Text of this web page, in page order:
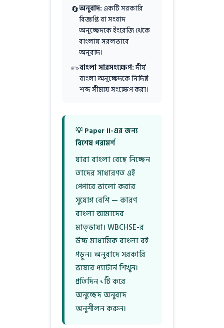
🔄অনুবাদ:একটি সরকারি
বিজ্ঞপ্তি বা সংবাদ
অনুচ্ছেদকে ইংরেজি থেকে
বাংলায় সরলভাবে
অনুবাদ।
✏️বাংলা সারসংক্ষেপ:দীর্ঘ
বাংলা অনুচ্ছেদকে নির্দিষ্ট
শব্দ সীমায় সংক্ষেপ করা।
💡 Paper II-এর জন্য
বিশেষ পরামর্শ
যারা বাংলা বেছে নিচ্ছেন
তাদের সাধারণত এই
পেপারে ভালো করার
সুযোগ বেশি — কারণ
বাংলা আমাদের
মাতৃভাষা। WBCHSE-র
উচ্চ মাধ্যমিক বাংলা বই
পড়ুন। অনুবাদে সরকারি
ভাষার প্যাটার্ন শিখুন।
প্রতিদিন ১টি করে
অনুচ্ছেদ অনুবাদ
অনুশীলন করুন।